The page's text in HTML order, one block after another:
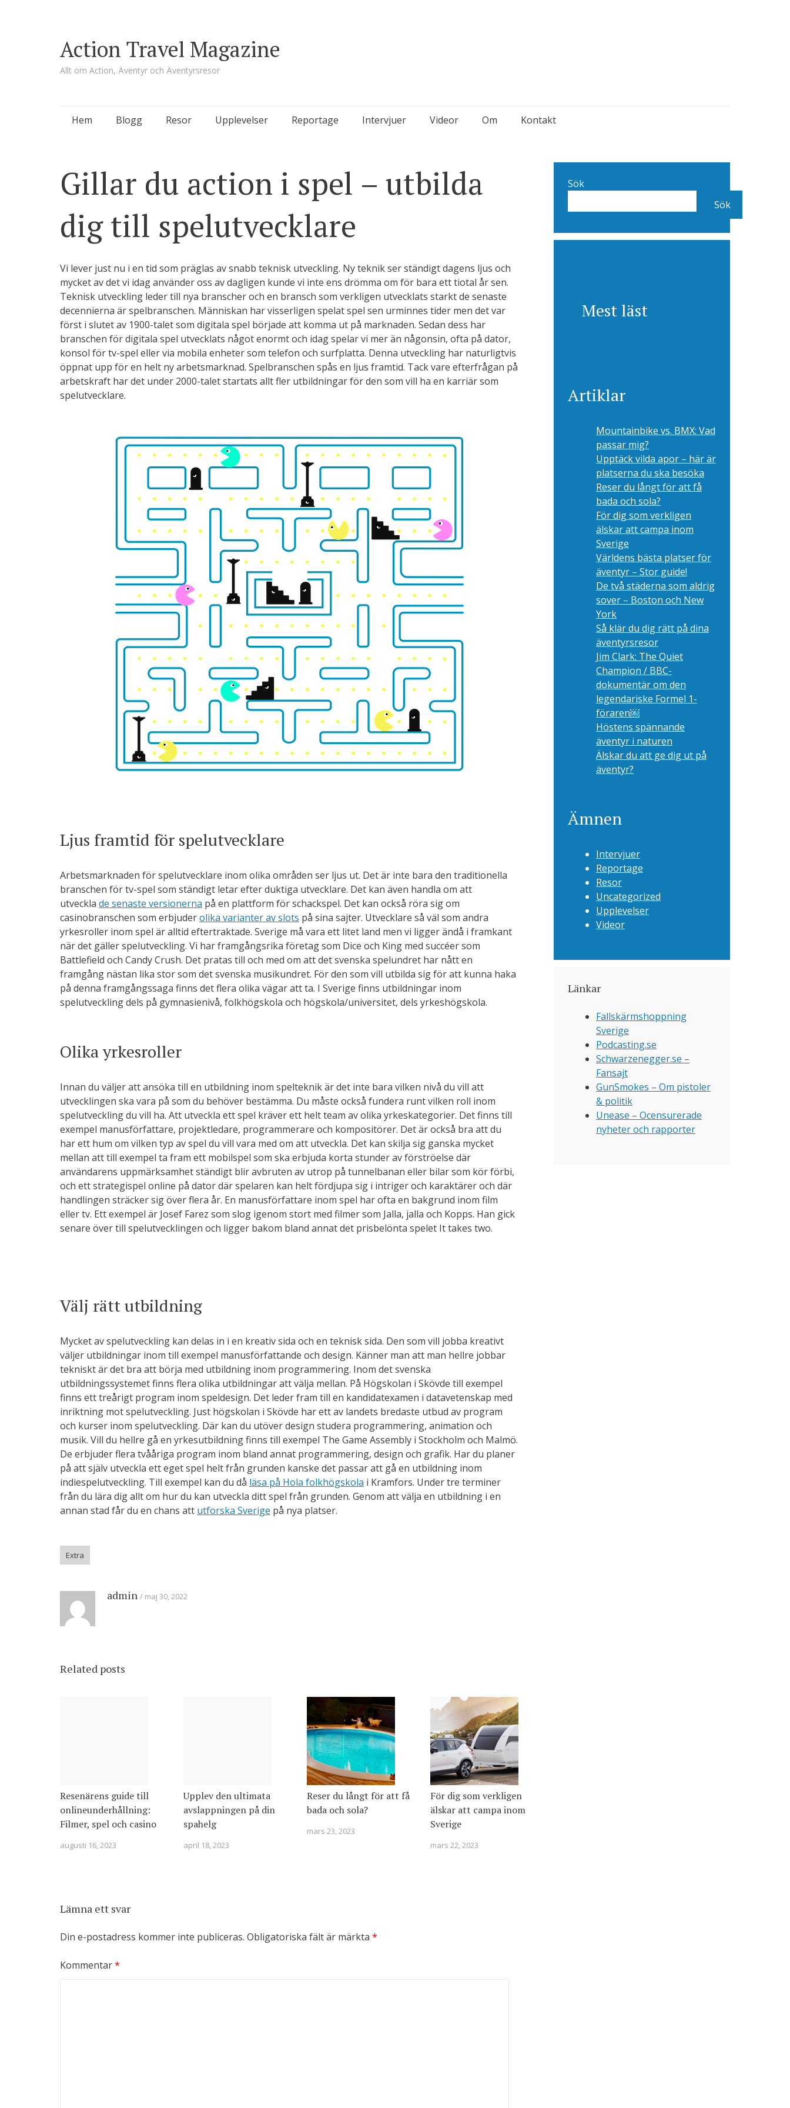
Action Travel Magazine
Allt om Action, Äventyr och Äventyrsresor
Skip
Hem Blogg Resor Upplevelser Reportage Intervjuer Videor Om Kontakt
Gillar du action i spel – utbilda
dig till spelutvecklare
Vi lever just nu i en tid som präglas av snabb teknisk utveckling. Ny teknik ser ständigt dagens ljus och
mycket av det vi idag använder oss av dagligen kunde vi inte ens drömma om för bara ett tiotal år sen.
Teknisk utveckling leder till nya branscher och en bransch som verkligen utvecklats starkt de senaste
decennierna är spelbranschen. Människan har visserligen spelat spel sen urminnes tider men det var
först i slutet av 1900-talet som digitala spel började att komma ut på marknaden. Sedan dess har
branschen för digitala spel utvecklats något enormt och idag spelar vi mer än någonsin, ofta på dator,
konsol för tv-spel eller via mobila enheter som telefon och surfplatta. Denna utveckling har naturligtvis
öppnat upp för en helt ny arbetsmarknad. Spelbranschen spås en ljus framtid. Tack vare efterfrågan på
arbetskraft har det under 2000-talet startats allt fler utbildningar för den som vill ha en karriär som
spelutvecklare.
Ljus framtid för spelutvecklare
Arbetsmarknaden för spelutvecklare inom olika områden ser ljus ut. Det är inte bara den traditionella
branschen för tv-spel som ständigt letar efter duktiga utvecklare. Det kan även handla om att
utveckla de senaste versionerna på en plattform för schackspel. Det kan också röra sig om
casinobranschen som erbjuderolika varianter av slots på sina sajter. Utvecklare så väl som andra
yrkesroller inom spel är alltid eftertraktade. Sverige må vara ett litet land men vi ligger ändå i framkant
när det gäller spelutveckling. Vi har framgångsrika företag som Dice och King med succéer som
Battlefield och Candy Crush. Det pratas till och med om att det svenska spelundret har nått en
framgång nästan lika stor som det svenska musikundret. För den som vill utbilda sig för att kunna haka
på denna framgångssaga finns det flera olika vägar att ta. I Sverige finns utbildningar inom
spelutveckling dels på gymnasienivå, folkhögskola och högskola/universitet, dels yrkeshögskola.
Olika yrkesroller
Innan du väljer att ansöka till en utbildning inom spelteknik är det inte bara vilken nivå du vill att
utvecklingen ska vara på som du behöver bestämma. Du måste också fundera runt vilken roll inom
spelutveckling du vill ha. Att utveckla ett spel kräver ett helt team av olika yrkeskategorier. Det finns till
exempel manusförfattare, projektledare, programmerare och kompositörer. Det är också bra att du
har ett hum om vilken typ av spel du vill vara med om att utveckla. Det kan skilja sig ganska mycket
mellan att till exempel ta fram ett mobilspel som ska erbjuda korta stunder av förströelse där
användarens uppmärksamhet ständigt blir avbruten av utrop på tunnelbanan eller bilar som kör förbi,
och ett strategispel online på dator där spelaren kan helt fördjupa sig i intriger och karaktärer och där
handlingen sträcker sig över flera år. En manusförfattare inom spel har ofta en bakgrund inom film
eller tv. Ett exempel är Josef Farez som slog igenom stort med filmer som Jalla, jalla och Kopps. Han gick
senare över till spelutvecklingen och ligger bakom bland annat det prisbelönta spelet It takes two.
Välj rätt utbildning
Mycket av spelutveckling kan delas in i en kreativ sida och en teknisk sida. Den som vill jobba kreativt
väljer utbildningar inom till exempel manusförfattande och design. Känner man att man hellre jobbar
tekniskt är det bra att börja med utbildning inom programmering. Inom det svenska
utbildningssystemet finns flera olika utbildningar att välja mellan. På Högskolan i Skövde till exempel
finns ett treårigt program inom speldesign. Det leder fram till en kandidatexamen i datavetenskap med
inriktning mot spelutveckling. Just högskolan i Skövde har ett av landets bredaste utbud av program
och kurser inom spelutveckling. Där kan du utöver design studera programmering, animation och
musik. Vill du hellre gå en yrkesutbildning finns till exempel The Game Assembly i Stockholm och Malmö.
De erbjuder flera tvååriga program inom bland annat programmering, design och grafik. Har du planer
på att själv utveckla ett eget spel helt från grunden kanske det passar att gå en utbildning inom
indiespelutveckling. Till exempel kan du då läsa på Hola folkhögskola i Kramfors. Under tre terminer
från du lära dig allt om hur du kan utveckla ditt spel från grunden. Genom att välja en utbildning i en
annan stad får du en chans att utforska Sverige på nya platser.
Extra
admin maj 30, 2022
Related posts
Resenärens guide till
onlineunderhållning:
Filmer, spel och casino
augusti 16, 2023
Upplev den ultimata
avslappningen på din
spahelg
april 18, 2023
Reser du långt för att få
bada och sola?
mars 23, 2023
För dig som verkligen
älskar att campa inom
Sverige
mars 22, 2023
Lämna ett svar
Din e-postadress kommer inte publiceras. Obligatoriska fält är märkta *
Kommentar*
Sök
Sök
Mest läst
Artiklar
Mountainbike vs. BMX: Vad
passar mig?
Upptäck vilda apor – här är
platserna du ska besöka
Reser du långt för att få
bada och sola?
För dig som verkligen
älskar att campa inom
Sverige
Världens bästa platser för
äventyr – Stor guide!
De två städerna som aldrig
sover – Boston och New
York
Så klär du dig rätt på dina
äventyrsresor
Jim Clark: The Quiet
Champion / BBC-
dokumentär om den
legendariske Formel 1-
föraren￼
Höstens spännande
äventyr i naturen
Älskar du att ge dig ut på
äventyr?
Ämnen
Intervjuer
Reportage
Resor
Uncategorized
Upplevelser
Videor
Länkar
Fallskärmshoppning
Sverige
Podcasting.se
Schwarzenegger.se –
Fansajt
GunSmokes – Om pistoler
& politik
Unease – Ocensurerade
nyheter och rapporter